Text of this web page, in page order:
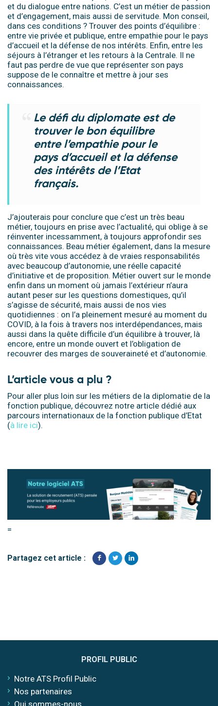
et du dialogue entre nations. C’est un métier de passion
et d’engagement, mais aussi de servitude. Mon conseil,
dans ces conditions ? Trouver des points d’équilibre :
entre vie privée et publique, entre empathie pour le pays
d’accueil et la défense de nos intérêts. Enfin, entre les
séjours à l’étranger et les retours à la Centrale. Il ne
faut pas perdre de vue que représenter son pays
suppose de le connaître et mettre à jour ses
connaissances.
Le défi du diplomate est de
trouver le bon équilibre
entre l’empathie pour le
pays d’accueil et la défense
des intérêts de l’Etat
français.
J’ajouterais pour conclure que c’est un très beau
métier, toujours en prise avec l’actualité, qui oblige à se
réinventer incessamment, à toujours approfondir ses
connaissances. Beau métier également, dans la mesure
où très vite vous accédez à de vraies responsabilités
avec beaucoup d’autonomie, une réelle capacité
d’initiative et de proposition. Métier ouvert sur le monde
enfin dans un moment où jamais l’extérieur n’aura
autant peser sur les questions domestiques, qu’il
s’agisse de sécurité, mais aussi de nos vies
quotidiennes : on l’a pleinement mesuré au moment du
COVID, à la fois à travers nos interdépendances, mais
aussi dans la quête difficile d’un équilibre à trouver, là
encore, entre un monde ouvert et l’obligation de
recouvrer des marges de souveraineté et d’autonomie.
L’article vous a plu ?
Pour aller plus loin sur les métiers de la diplomatie de la
fonction publique, découvrez notre article dédié aux
parcours internationaux de la fonction publique d’Etat
(à lire ici).
=
Partagez cet article :
PROFIL PUBLIC
Notre ATS Profil Public
Nos partenaires